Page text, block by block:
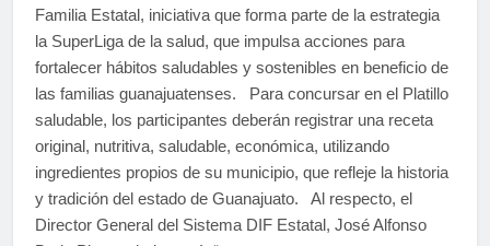
Familia Estatal, iniciativa que forma parte de la estrategia
la SuperLiga de la salud, que impulsa acciones para
fortalecer hábitos saludables y sostenibles en beneficio de
las familias guanajuatenses. Para concursar en el Platillo
saludable, los participantes deberán registrar una receta
original, nutritiva, saludable, económica, utilizando
ingredientes propios de su municipio, que refleje la historia
y tradición del estado de Guanajuato. Al respecto, el
Director General del Sistema DIF Estatal, José Alfonso